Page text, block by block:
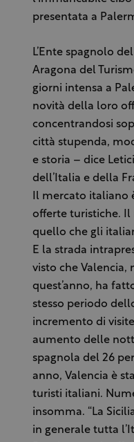
presentata a
L’Ente spagnolo
Aragona del
giorni intensa a
novità della loro
concentrandosi
città stupenda,
e storia – dice
dell’Italia e della
Il mercato italiano
offerte turistiche.
quello che gli
E la strada
visto che
quest’anno, ha
stesso periodo
incremento di
aumento delle
spagnola del 26
anno, Valencia è
turisti italiani.
insomma. “La
in generale tutta